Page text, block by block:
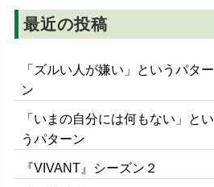
最近の投稿
「ズルい人が嫌い」というパター
ン
「いまの自分には何もない」とい
うパターン
『VIVANT』シーズン２